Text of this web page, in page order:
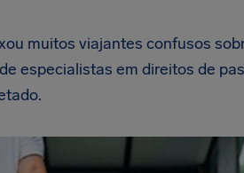
muitos viajantes confusos
especialistas em direitos de